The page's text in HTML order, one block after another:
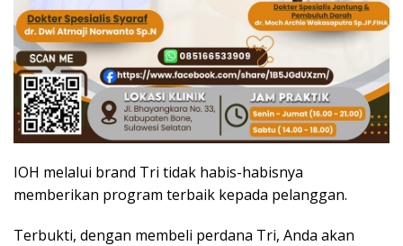
IOH melalui brand Tri tidak habis-habisnya
memberikan program terbaik kepada pelanggan.
Terbukti, dengan membeli perdana Tri, Anda akan